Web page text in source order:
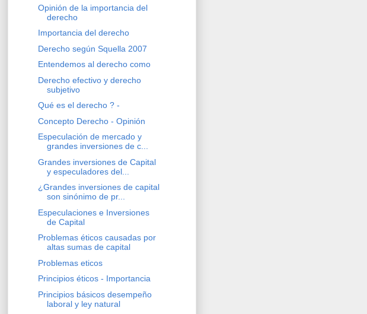
Opinión de la importancia del
derecho
Importancia del derecho
Derecho según Squella 2007
Entendemos al derecho como
Derecho efectivo y derecho
subjetivo
Qué es el derecho ? -
Concepto Derecho - Opinión
Especulación de mercado y
grandes inversiones de c...
Grandes inversiones de Capital
y especuladores del...
¿Grandes inversiones de capital
son sinónimo de pr...
Especulaciones e Inversiones
de Capital
Problemas éticos causadas por
altas sumas de capital
Problemas eticos
Principios éticos - Importancia
Principios básicos desempeño
laboral y ley natural